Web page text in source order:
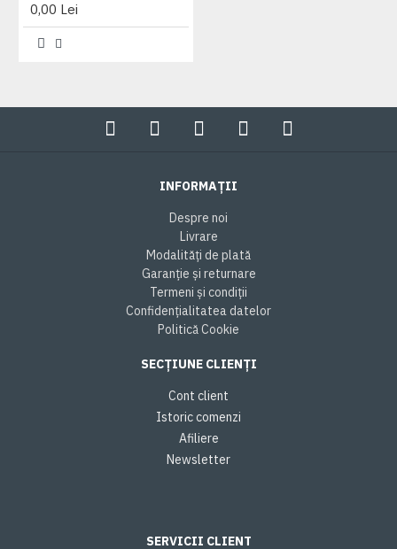
0,00 Lei
INFORMAȚII
Despre noi
Livrare
Modalități de plată
Garanție și returnare
Termeni și condiții
Confidențialitatea datelor
Politică Cookie
SECȚIUNE CLIENȚI
Cont client
Istoric comenzi
Afiliere
Newsletter
SERVICII CLIENT